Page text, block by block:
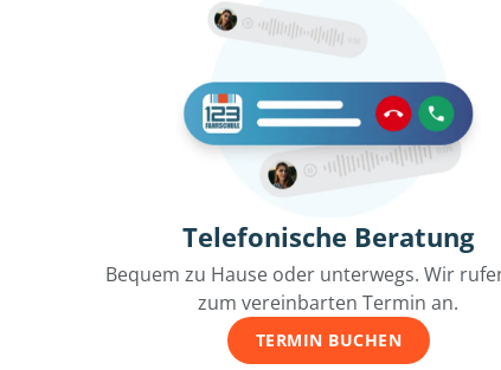
Telefonische Beratung
Bequem zu Hause oder unterwegs. Wir
zum vereinbarten Termin an.
TERMIN BUCHEN